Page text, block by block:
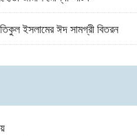
ইসলামের ঈদ সামগ্রী বিতরন